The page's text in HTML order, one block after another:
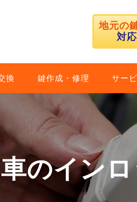
地元の
対
換 鍵作成・修理 サー
車のインロ